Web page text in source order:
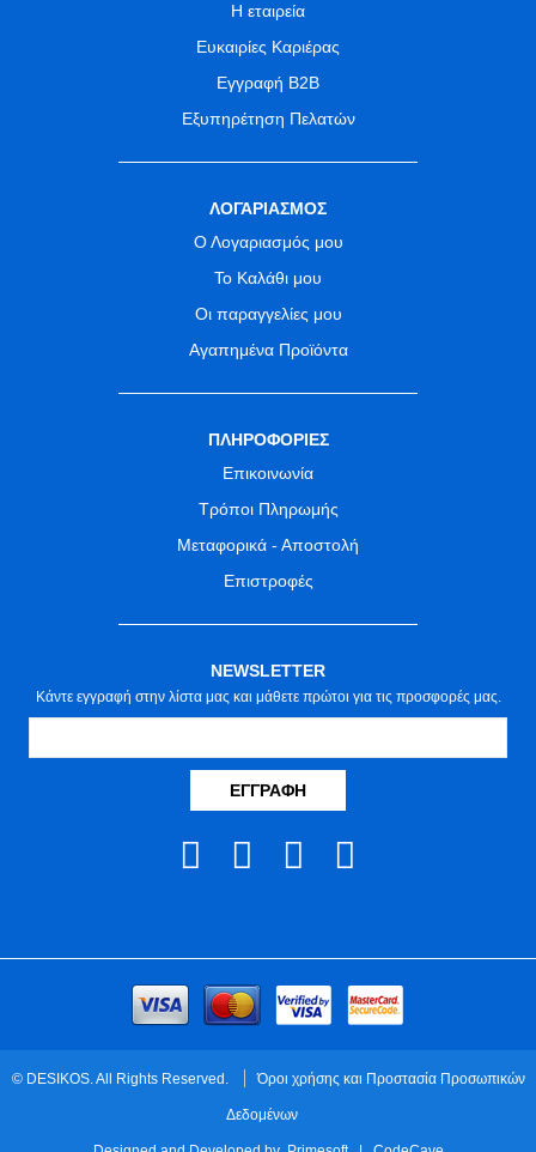
Η εταιρεία
Ευκαιρίες Καριέρας
Εγγραφή B2B
Εξυπηρέτηση Πελατών
ΛΟΓΑΡΙΑΣΜΟΣ
Ο Λογαριασμός μου
Το Καλάθι μου
Οι παραγγελίες μου
Αγαπημένα Προϊόντα
ΠΛΗΡΟΦΟΡΙΕΣ
Επικοινωνία
Τρόποι Πληρωμής
Μεταφορικά - Αποστολή
Επιστροφές
NEWSLETTER
Κάντε εγγραφή στην λίστα μας και μάθετε πρώτοι για τις προσφορές μας.
ΕΓΓΡΑΦΉ
© DESIKOS. All Rights Reserved.
Όροι χρήσης και Προστασία Προσωπικών
Δεδομένων